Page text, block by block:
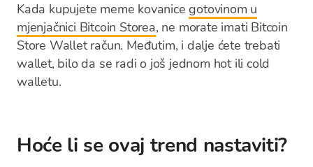
Kada kupujete meme kovanicegotovinom u
mjenjačnici Bitcoin Storea, ne morate imati Bitcoin
Store Wallet račun. Međutim, i dalje ćete trebati
wallet, bilo da se radi o još jednom hot ili cold
walletu.
Hoće li se ovaj trend nastaviti?